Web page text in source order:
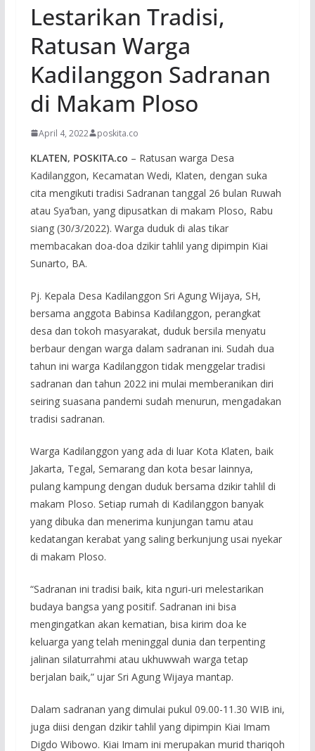
Lestarikan Tradisi,
Ratusan Warga
Kadilanggon Sadranan
di Makam Ploso
April 4, 2022 poskita.co
KLATEN, POSKITA.co – Ratusan warga Desa
Kadilanggon, Kecamatan Wedi, Klaten, dengan suka
cita mengikuti tradisi Sadranan tanggal 26 bulan Ruwah
atau Sya’ban, yang dipusatkan di makam Ploso, Rabu
siang (30/3/2022). Warga duduk di alas tikar
membacakan doa-doa dzikir tahlil yang dipimpin Kiai
Sunarto, BA.
Pj. Kepala Desa Kadilanggon Sri Agung Wijaya, SH,
bersama anggota Babinsa Kadilanggon, perangkat
desa dan tokoh masyarakat, duduk bersila menyatu
berbaur dengan warga dalam sadranan ini. Sudah dua
tahun ini warga Kadilanggon tidak menggelar tradisi
sadranan dan tahun 2022 ini mulai memberanikan diri
seiring suasana pandemi sudah menurun, mengadakan
tradisi sadranan.
Warga Kadilanggon yang ada di luar Kota Klaten, baik
Jakarta, Tegal, Semarang dan kota besar lainnya,
pulang kampung dengan duduk bersama dzikir tahlil di
makam Ploso. Setiap rumah di Kadilanggon banyak
yang dibuka dan menerima kunjungan tamu atau
kedatangan kerabat yang saling berkunjung usai nyekar
di makam Ploso.
“Sadranan ini tradisi baik, kita nguri-uri melestarikan
budaya bangsa yang positif. Sadranan ini bisa
mengingatkan akan kematian, bisa kirim doa ke
keluarga yang telah meninggal dunia dan terpenting
jalinan silaturrahmi atau ukhuwwah warga tetap
berjalan baik,” ujar Sri Agung Wijaya mantap.
Dalam sadranan yang dimulai pukul 09.00-11.30 WIB ini,
juga diisi dengan dzikir tahlil yang dipimpin Kiai Imam
Digdo Wibowo. Kiai Imam ini merupakan murid thariqoh